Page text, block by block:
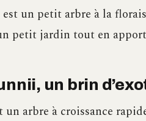
est un petit arbre à la
petit jardin tout en
un brin
un arbre à croissance